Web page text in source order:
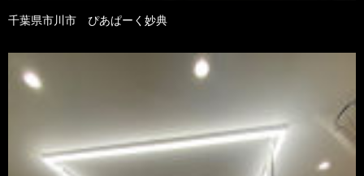
千葉県市川市 ぴあぱーく妙典